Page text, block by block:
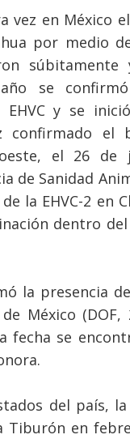
vez en México
por medio
súbitamente
se
y se
confirmado
el 26 de
de Sanidad
la EHVC-2 en
dentro
la presencia
México (DOF,
fecha se
del país,
Tiburón en